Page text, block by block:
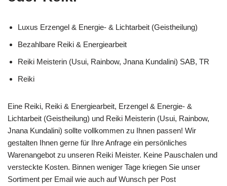
Luxus Erzengel & Energie- & Lichtarbeit (Geistheilung)
Bezahlbare Reiki & Energiearbeit
Reiki Meisterin (Usui, Rainbow, Jnana Kundalini) SAB, TR
Reiki
Eine Reiki, Reiki & Energiearbeit, Erzengel & Energie- &
Lichtarbeit (Geistheilung) und Reiki Meisterin (Usui, Rainbow,
Jnana Kundalini) sollte vollkommen zu Ihnen passen! Wir
gestalten Ihnen gerne für Ihre Anfrage ein persönliches
Warenangebot zu unseren Reiki Meister. Keine Pauschalen und
versteckte Kosten. Binnen weniger Tage kriegen Sie unser
Sortiment per Email wie auch auf Wunsch per Post